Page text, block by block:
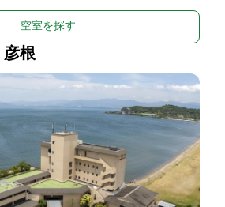
空室を探す
根